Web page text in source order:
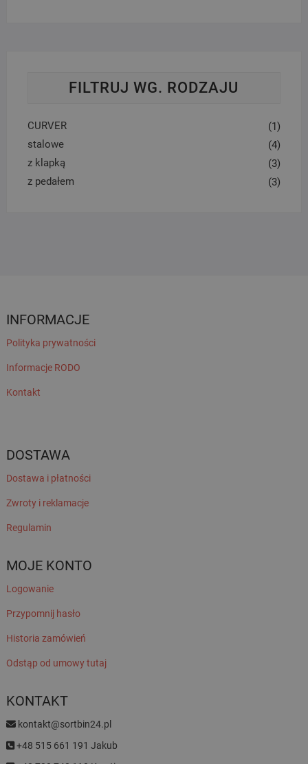
FILTRUJ WG. RODZAJU
CURVER
(1)
stalowe
(4)
z klapką
(3)
z pedałem
(3)
INFORMACJE
Polityka prywatności
Informacje RODO
Kontakt
DOSTAWA
Dostawa i płatności
Zwroty i reklamacje
Regulamin
MOJE KONTO
Logowanie
Przypomnij hasło
Historia zamówień
Odstąp od umowy tutaj
KONTAKT
kontakt@sortbin24.pl
+48 515 661 191 Jakub